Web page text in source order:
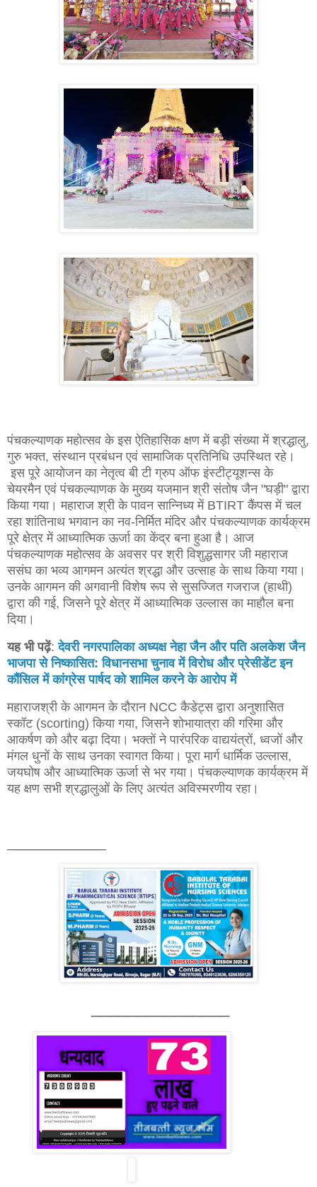
पंचकल्याणक महोत्सव के इस ऐतिहासिक क्षण में बड़ी संख्या में श्रद्धालु,
गुरु भक्त, संस्थान प्रबंधन एवं सामाजिक प्रतिनिधि उपस्थित रहे।
इस पूरे आयोजन का नेतृत्व बी टी ग्रुप ऑफ इंस्टीट्यूशन्स के
चेयरमैन एवं पंचकल्याणक के मुख्य यजमान श्री संतोष जैन "घड़ी" द्वारा
किया गया। महाराज श्री के पावन सान्निध्य में BTIRT कैंपस में चल
रहा शांतिनाथ भगवान का नव-निर्मित मंदिर और पंचकल्याणक कार्यक्रम
पूरे क्षेत्र में आध्यात्मिक ऊर्जा का केंद्र बना हुआ है। आज
पंचकल्याणक महोत्सव के अवसर पर श्री विशुद्धसागर जी महाराज
ससंघ का भव्य आगमन अत्यंत श्रद्धा और उत्साह के साथ किया गया।
उनके आगमन की अगवानी विशेष रूप से सुसज्जित गजराज (हाथी)
द्वारा की गई, जिसने पूरे क्षेत्र में आध्यात्मिक उल्लास का माहौल बना
दिया।
यह भी पढ़ें:देवरी नगरपालिका अध्यक्ष नेहा जैन और पति अलकेश जैन
भाजपा से निष्कासित: विधानसभा चुनाव में विरोध और प्रेसीडेंट इन
कौंसिल में कांग्रेस पार्षद को शामिल करने के आरोप में
महाराजश्री के आगमन के दौरान NCC कैडेट्स द्वारा अनुशासित
स्कॉट (scorting) किया गया, जिसने शोभायात्रा की गरिमा और
आकर्षण को और बढ़ा दिया। भक्तों ने पारंपरिक वाद्ययंत्रों, ध्वजों और
मंगल धुनों के साथ उनका स्वागत किया। पूरा मार्ग धार्मिक उल्लास,
जयघोष और आध्यात्मिक ऊर्जा से भर गया। पंचकल्याणक कार्यक्रम में
यह क्षण सभी श्रद्धालुओं के लिए अत्यंत अविस्मरणीय रहा।